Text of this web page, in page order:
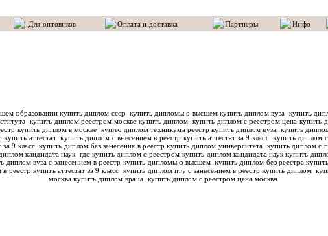
Для оптовиков Оплата и доставка Партнеры Инфо
образовании купить диплом ссср купить дипломы о высшем купить диплом вуза купить
купить диплом реестром москве купить диплом купить диплом с реестром цена купить
купить диплом в москве куплю диплом техникума реестр купить диплом вуза купить
аттестат купить диплом с внесением в реестр купить аттестат за 9 класс купить диплом
9 класс купить диплом без занесения в реестр купить диплом университета купить диплом с
кандидата наук где купить диплом с реестром купить диплом кандидата наук купить
диплом вуза с занесением в реестр купить дипломы о высшем купить диплом без реестра
реестр купить аттестат за 9 класс купить диплом пту с занесением в реестр купить диплом
москва купить диплом врача купить диплом с реестром цена москва